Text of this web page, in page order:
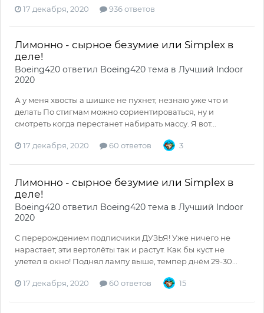
17 декабря, 2020 936 ответов
Лимонно - сырное безумие или Simplex в
деле!
Boeing420 ответил Boeing420 тема в Лучший Indoor
2020
А у меня хвосты а шишке не пухнет, незнаю уже что и
делать По стигмам можно сориентироваться, ну и
смотреть когда перестанет набирать массу. Я вот...
17 декабря, 2020 60 ответов 3
Лимонно - сырное безумие или Simplex в
деле!
Boeing420 ответил Boeing420 тема в Лучший Indoor
2020
С перерождением подписчики ДУЗЬЯ! Уже ничего не
нарастает, эти вертолёты так и растут. Как бы куст не
улетел в окно! Поднял лампу выше, темпер днём 29-30...
17 декабря, 2020 60 ответов 15